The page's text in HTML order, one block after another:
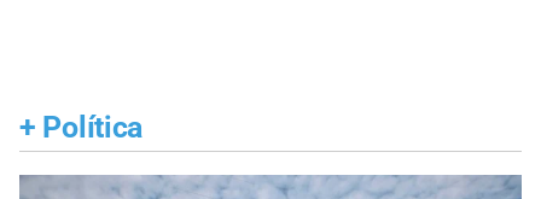
+ Política